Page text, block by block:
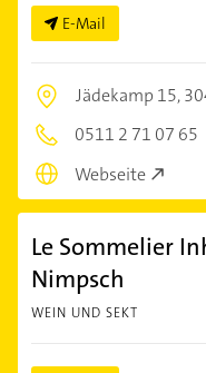
E-Mail
Jädekamp 15,
0511 2 71 07 65
Webseite
Le Sommelier
Nimpsch
WEIN UND SEKT